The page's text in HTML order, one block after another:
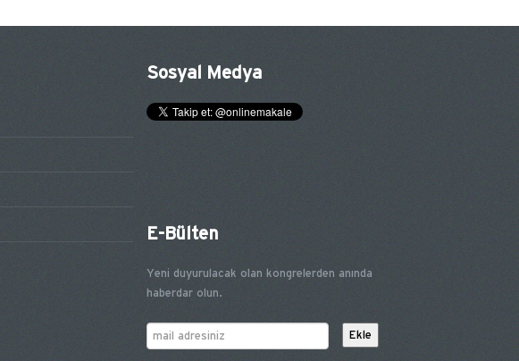
Sosyal Medya
E-Bülten
Yeni duyurulacak olan kongrelerden anında
haberdar olun.